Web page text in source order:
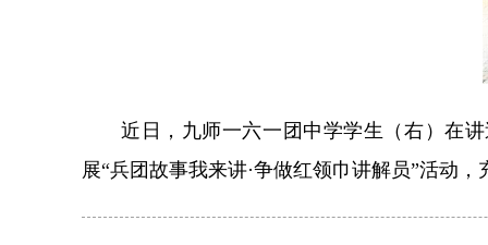
近日，九师一六一团中学学生（右）在
展“兵团故事我来讲·争做红领巾讲解员”活动